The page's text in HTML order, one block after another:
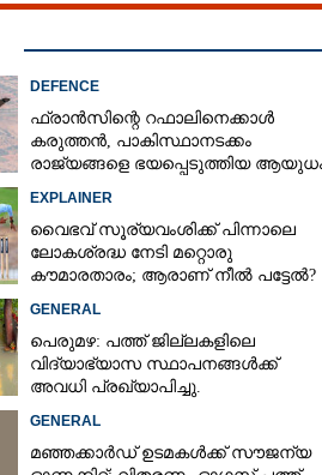
DEFENCE
ഫ്രാൻസിന്റെ റഫാലിനെക്കാൾ
കരുത്തൻ,​ പാകിസ്ഥാനടക്കം
രാജ്യങ്ങളെ ഭയപ്പെടുത്തിയ
EXPLAINER
വൈഭവ് സൂര്യവംശിക്ക് പിന്നാലെ
ലോകശ്രദ്ധ നേടി മറ്റൊരു
കൗമാരതാരം; ആരാണ് നീൽ പട്ടേൽ?
GENERAL
പെരുമഴ: പത്ത് ജില്ലകളിലെ
വിദ്യാഭ്യാസ സ്ഥാപനങ്ങൾക്ക്
അവധി പ്രഖ്യാപിച്ചു.
GENERAL
മഞ്ഞക്കാർഡ് ഉടമകൾക്ക് സൗജന്യ